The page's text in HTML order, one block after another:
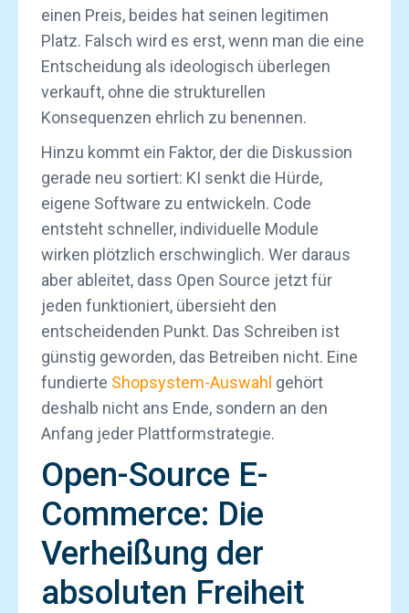
einen Preis, beides hat seinen legitimen
Platz. Falsch wird es erst, wenn man die eine
Entscheidung als ideologisch überlegen
verkauft, ohne die strukturellen
Konsequenzen ehrlich zu benennen.
Hinzu kommt ein Faktor, der die Diskussion
gerade neu sortiert: KI senkt die Hürde,
eigene Software zu entwickeln. Code
entsteht schneller, individuelle Module
wirken plötzlich erschwinglich. Wer daraus
aber ableitet, dass Open Source jetzt für
jeden funktioniert, übersieht den
entscheidenden Punkt. Das Schreiben ist
günstig geworden, das Betreiben nicht. Eine
fundierte Shopsystem-Auswahl gehört
deshalb nicht ans Ende, sondern an den
Anfang jeder Plattformstrategie.
Open-Source E-
Commerce: Die
Verheißung der
absoluten Freiheit